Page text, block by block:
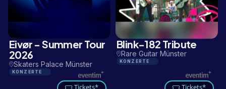
2,7 KM
Eivør - Summer Tour
2026
Skaters Palace Münster
KONZERTE
Tickets*
1,6 KM
Blink-182 Tribute
Rare Guitar Münster
KONZERTE
Tickets*